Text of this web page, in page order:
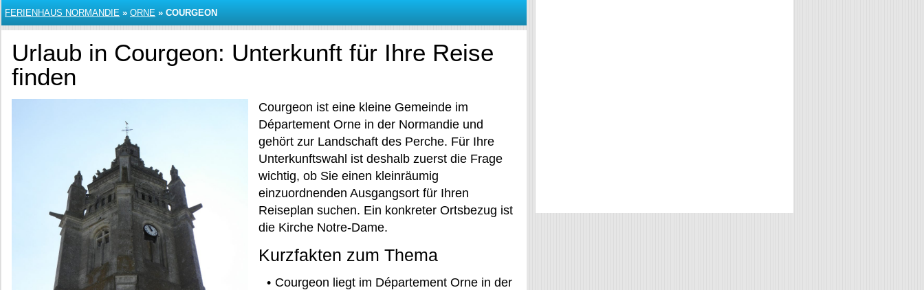
FERIENHAUS NORMANDIE » ORNE » COURGEON
Urlaub in Courgeon: Unterkunft für Ihre Reise
finden
Courgeon ist eine kleine Gemeinde im
Département Orne in der Normandie und
gehört zur Landschaft des Perche. Für Ihre
Unterkunftswahl ist deshalb zuerst die Frage
wichtig, ob Sie einen kleinräumig
einzuordnenden Ausgangsort für Ihren
Reiseplan suchen. Ein konkreter Ortsbezug ist
die Kirche Notre-Dame.
Kurzfakten zum Thema
Courgeon liegt im Département Orne in der